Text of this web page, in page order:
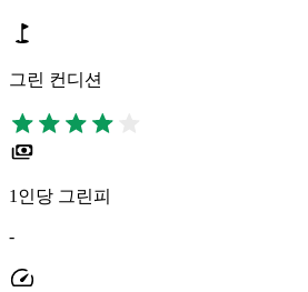
그린 컨디션
1인당 그린피
-